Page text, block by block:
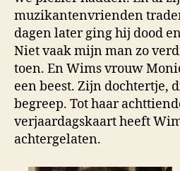
muzikantenvrienden
dagen later ging hij dood
Niet vaak mijn man zo
toen. En Wims vrouw
een beest. Zijn dochtertje,
begreep. Tot haar
verjaardagskaart heeft
achtergelaten.